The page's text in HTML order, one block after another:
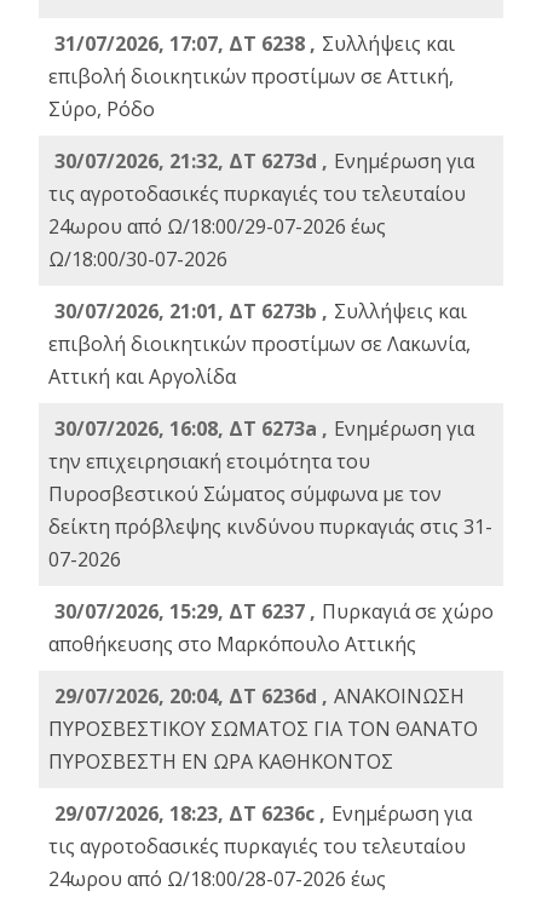
31/07/2026, 17:07, ΔΤ 6238 , Συλλήψεις και
επιβολή διοικητικών προστίμων σε Αττική,
Σύρο, Ρόδο
30/07/2026, 21:32, ΔΤ 6273d , Ενημέρωση για
τις αγροτοδασικές πυρκαγιές του τελευταίου
24ωρου από Ω/18:00/29-07-2026 έως
Ω/18:00/30-07-2026
30/07/2026, 21:01, ΔΤ 6273b , Συλλήψεις και
επιβολή διοικητικών προστίμων σε Λακωνία,
Αττική και Αργολίδα
30/07/2026, 16:08, ΔΤ 6273a , Ενημέρωση για
την επιχειρησιακή ετοιμότητα του
Πυροσβεστικού Σώματος σύμφωνα με τον
δείκτη πρόβλεψης κινδύνου πυρκαγιάς στις 31-
07-2026
30/07/2026, 15:29, ΔΤ 6237 , Πυρκαγιά σε χώρο
αποθήκευσης στο Μαρκόπουλο Αττικής
29/07/2026, 20:04, ΔΤ 6236d , ΑΝΑΚΟΙΝΩΣΗ
ΠΥΡΟΣΒΕΣΤΙΚΟΥ ΣΩΜΑΤΟΣ ΓΙΑ ΤΟΝ ΘΑΝΑΤΟ
ΠΥΡΟΣΒΕΣΤΗ ΕΝ ΩΡΑ ΚΑΘΗΚΟΝΤΟΣ
29/07/2026, 18:23, ΔΤ 6236c , Ενημέρωση για
τις αγροτοδασικές πυρκαγιές του τελευταίου
24ωρου από Ω/18:00/28-07-2026 έως